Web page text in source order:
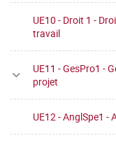
UE10 - Droit 1 -
travail
UE11 - GesPro1 -
projet
UE12 - AnglSpe1 -